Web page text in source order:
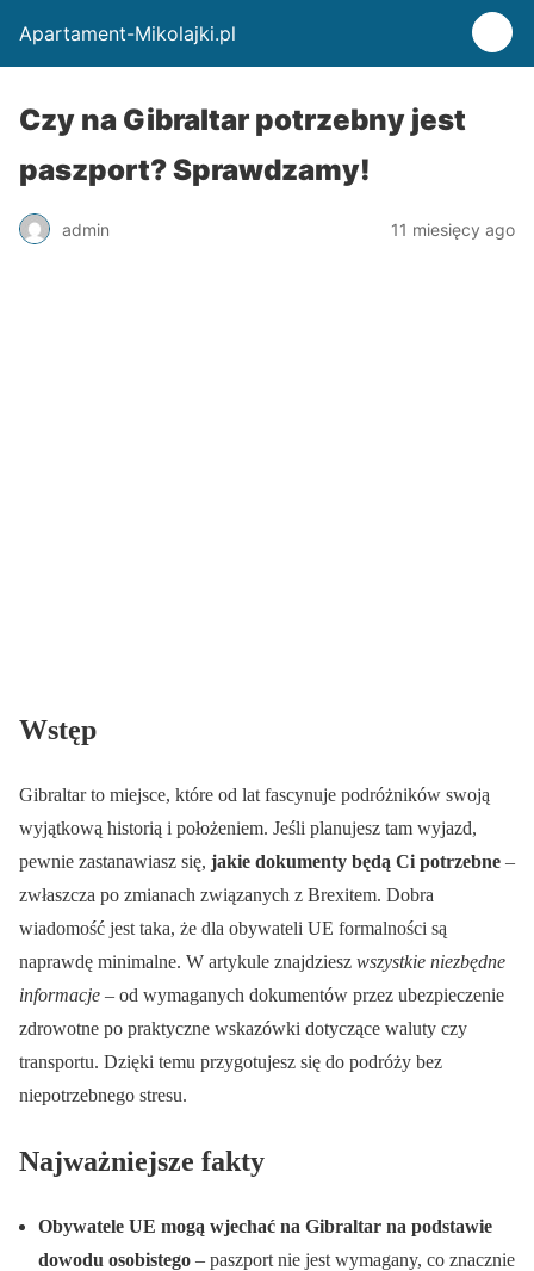
Apartament-Mikolajki.pl
Czy na Gibraltar potrzebny jest
paszport? Sprawdzamy!
admin 11 miesięcy ago
Wstęp
Gibraltar to miejsce, które od lat fascynuje podróżników swoją
wyjątkową historią i położeniem. Jeśli planujesz tam wyjazd,
pewnie zastanawiasz się, jakie dokumenty będą Ci potrzebne –
zwłaszcza po zmianach związanych z Brexitem. Dobra
wiadomość jest taka, że dla obywateli UE formalności są
naprawdę minimalne. W artykule znajdziesz wszystkie niezbędne
informacje – od wymaganych dokumentów przez ubezpieczenie
zdrowotne po praktyczne wskazówki dotyczące waluty czy
transportu. Dzięki temu przygotujesz się do podróży bez
niepotrzebnego stresu.
Najważniejsze fakty
Obywatele UE mogą wjechać na Gibraltar na podstawie
dowodu osobistego – paszport nie jest wymagany, co znacznie